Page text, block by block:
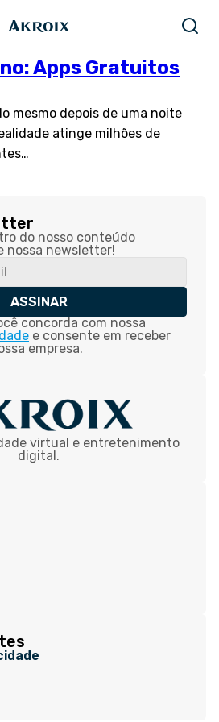
Apps Gratuitos
mesmo depois de uma noite
atinge milhões de
do nosso conteúdo
nossa newsletter!
ASSINAR
concorda com nossa
e consente em receber
empresa.
virtual e entretenimento
digital.